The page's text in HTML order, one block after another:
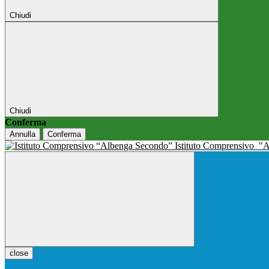
Chiudi
Chiudi
Conferma
Annulla Conferma
Istituto Comprensivo
close